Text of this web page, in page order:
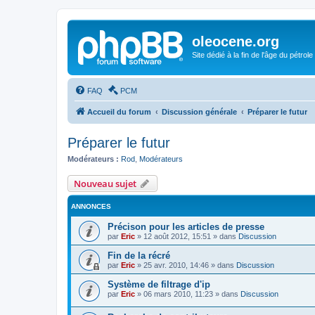
oleocene.org
Site dédié à la fin de l'âge du pétrole
FAQ PCM
Accueil du forum Discussion générale Préparer le futur
Préparer le futur
Modérateurs : Rod Modérateurs
Nouveau sujet
ANNONCES
Précison pour les articles de presse
par Eric » 12 août 2012, 15:51 » dans Discussion
Fin de la récré
par Eric » 25 avr. 2010, 14:46 » dans Discussion
Système de filtrage d'ip
par Eric » 06 mars 2010, 11:23 » dans Discussion